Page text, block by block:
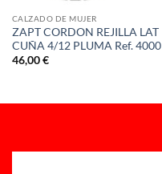
CALZADO DE MUJER
ZAPT CORDON REJILLA LAT
CUÑA 4/12 PLUMA Ref. 4000
46,00€